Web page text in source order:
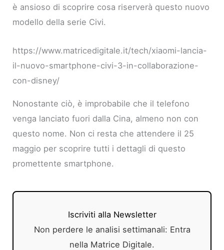
è ansioso di scoprire cosa riserverà questo nuovo
modello della serie Civi.
https://www.matricedigitale.it/tech/xiaomi-lancia-
il-nuovo-smartphone-civi-3-in-collaborazione-
con-disney/
Nonostante ciò, è improbabile che il telefono
venga lanciato fuori dalla Cina, almeno non con
questo nome. Non ci resta che attendere il 25
maggio per scoprire tutti i dettagli di questo
promettente smartphone.
Iscriviti alla Newsletter
Non perdere le analisi settimanali: Entra
nella Matrice Digitale.